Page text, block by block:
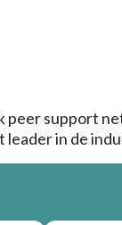
peer support
in de